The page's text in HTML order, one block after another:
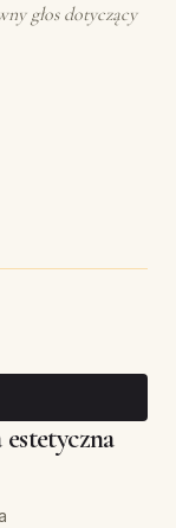
głos dotyczący